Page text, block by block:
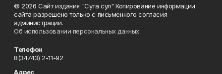
© 2026 Сайт издания "Сута сул" Копирование информации
сайта разрешено только с письменного согласия
администрации.
Об использовании персональных данных
Телефон
8(34743) 2-11-92
Адрес